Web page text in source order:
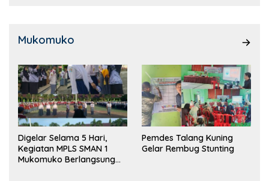
Mukomuko
Digelar Selama 5 Hari,
Kegiatan MPLS SMAN 1
Mukomuko Berlangsung
Pemdes Talang Kuning
Gelar Rembug Stunting